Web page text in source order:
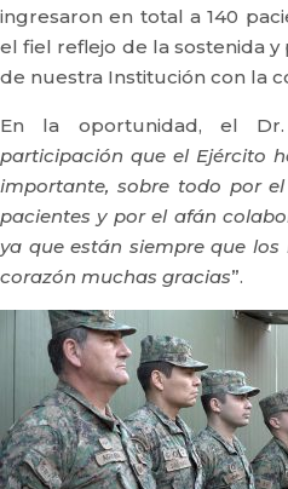
ingresaron en total a 140
el fiel reflejo de la sostenida
de nuestra Institución con la
En la oportunidad, el Dr.
participación que el Ejército
importante, sobre todo por
pacientes y por el afán
ya que están siempre que
corazón muchas gracias”.